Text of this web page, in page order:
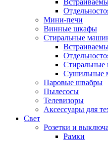
Мини-печи
Винные шкафы
Стиральные
Сушильные
Паровые швабры
Пылесосы
Телевизоры
Аксессуары для
Свет
Розетки и
Рамки